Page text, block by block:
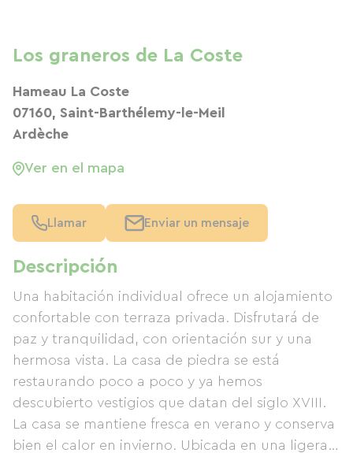
Descripción
Una habitación individual ofrece un alojamiento
confortable con terraza privada. Disfrutará de
paz y tranquilidad, con orientación sur y una
hermosa vista. La casa de piedra se está
restaurando poco a poco y ya hemos
descubierto vestigios que datan del siglo XVIII.
La casa se mantiene fresca en verano y conserva
bien el calor en invierno. Ubicada en una ligera
Los graneros de La Coste
Hameau La Coste
07160, Saint-Barthélemy-le-Meil
Ardèche
Ver en el mapa
Llamar Enviar un mensaje